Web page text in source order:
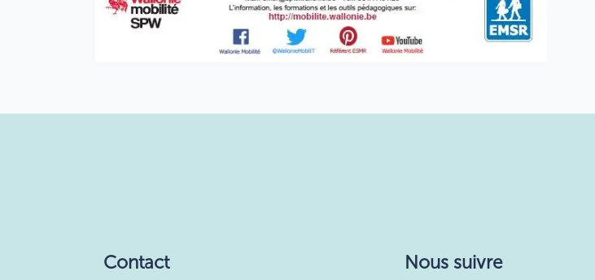
Contact Nous suivre